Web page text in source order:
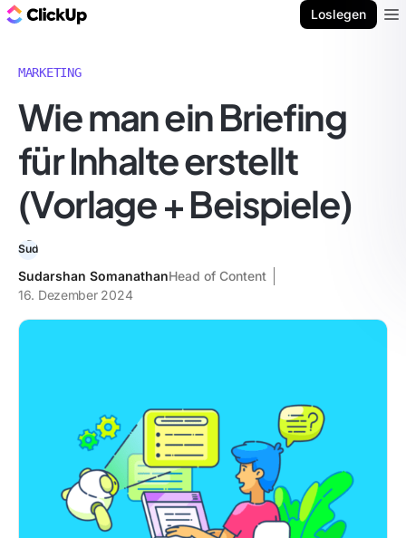
Loslegen
MARKETING
Wie man ein Briefing
für Inhalte erstellt
(Vorlage + Beispiele)
Sudarshan SomanathanHead of Content
16. Dezember 2024